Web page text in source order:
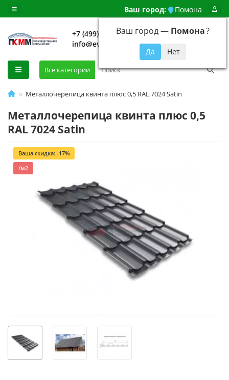
Ваш город: Помона
Ваш город — Помона?
+7 (499) 648-92-94
info@evroshtaketnikmoskva.ru
Все категории
Металлочерепица квинта плюс 0,5 RAL 7024 Satin
Металлочерепица квинта плюс 0,5
RAL 7024 Satin
Ваша скидка: -17%
/м2